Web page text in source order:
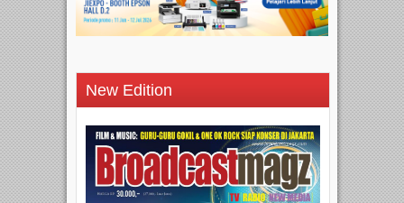
New Edition